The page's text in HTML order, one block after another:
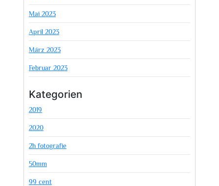
Mai 2023
April 2023
März 2023
Februar 2023
Kategorien
2019
2020
2h fotografie
50mm
99 cent